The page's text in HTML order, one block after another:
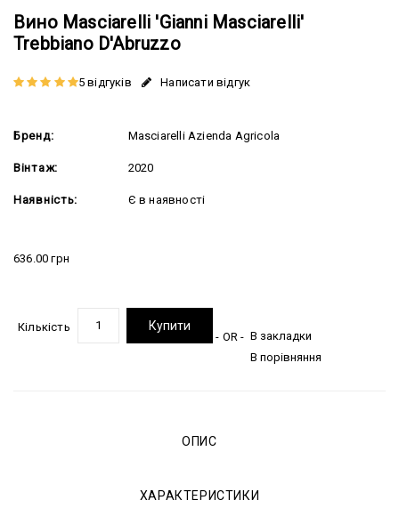
Вино Masciarelli 'Gianni Masciarelli'
Trebbiano D'Abruzzo
5 відгуків Написати відгук
Бренд: Masciarelli Azienda Agricola
Вінтаж: 2020
Наявність: Є в наявності
636.00 грн
Кількість Купити
- OR - В закладки
В порівняння
ОПИС
ХАРАКТЕРИСТИКИ